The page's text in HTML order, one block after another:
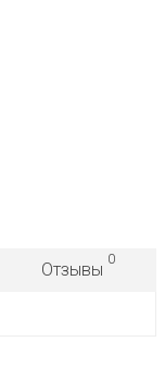
Отзывы
0